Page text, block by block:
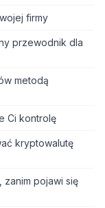
firmy
przewodnik dla
metodą
Ci kontrolę
kryptowalutę
pojawi się